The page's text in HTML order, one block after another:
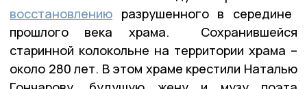
восстановлению разрушенного в середине
прошлого века храма. Сохранившейся
старинной колокольне на территории храма –
около 280 лет. В этом храме крестили Наталью